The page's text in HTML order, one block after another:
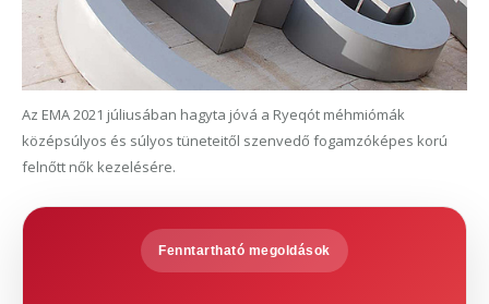
Az EMA 2021 júliusában hagyta jóvá a Ryeqót méhmiómák
középsúlyos és súlyos tüneteitől szenvedő fogamzóképes korú
felnőtt nők kezelésére.
Fenntartható megoldások